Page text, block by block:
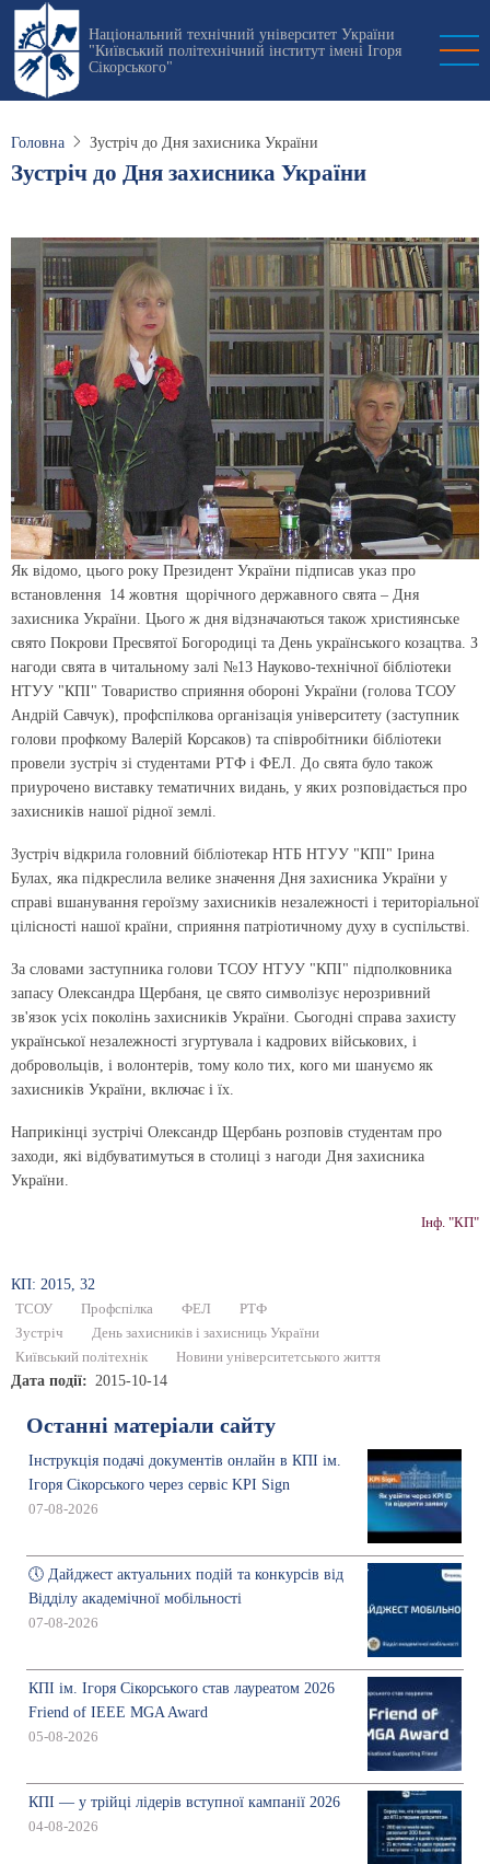
Перейти
основного
вмісту
Національний технічний університет України
"Київський політехнічний інститут імені Ігоря
Сікорського"
Головна Зустріч до Дня захисника України
Зустріч до Дня захисника України
Як відомо, цього року Президент України підписав указ про
встановлення 14 жовтня щорічного державного свята – Дня
захисника України. Цього ж дня відзначаються також християнське
свято Покрови Пресвятої Богородиці та День українського козацтва. З
нагоди свята в читальному залі №13 Науково-технічної бібліотеки
НТУУ "КПІ" Товариство сприяння обороні України (голова ТСОУ
Андрій Савчук), профспілкова організація університету (заступник
голови профкому Валерій Корсаков) та співробітники бібліотеки
провели зустріч зі студентами РТФ і ФЕЛ. До свята було також
приурочено виставку тематичних видань, у яких розповідається про
захисників нашої рідної землі.
Зустріч відкрила головний бібліотекар НТБ НТУУ "КПІ" Ірина
Булах, яка підкреслила велике значення Дня захисника України у
справі вшанування героїзму захисників незалежності і територіальної
цілісності нашої країни, сприяння патріотичному духу в суспільстві.
За словами заступника голови ТСОУ НТУУ "КПІ" підполковника
запасу Олександра Щербаня, це свято символізує нерозривний
зв'язок усіх поколінь захисників України. Сьогодні справа захисту
української незалежності згуртувала і кадрових військових, і
добровольців, і волонтерів, тому коло тих, кого ми шануємо як
захисників України, включає і їх.
Наприкінці зустрічі Олександр Щербань розповів студентам про
заходи, які відбуватимуться в столиці з нагоди Дня захисника
України.
Інф. "КП"
КП: 2015, 32
ТСОУ Профспілка ФЕЛ
РТФ
Зустріч
День захисників і захисниць України
Київський політехнік
Новини університетського життя
Дата події 2015-10-14
Останні матеріали сайту
Інструкція подачі документів онлайн в КПІ ім.
Ігоря Сікорського через сервіс KPI Sign
07-08-2026
🕔 Дайджест актуальних подій та конкурсів від
Відділу академічної мобільності
07-08-2026
КПІ ім. Ігоря Сікорського став лауреатом 2026
Friend of IEEE MGA Award
05-08-2026
КПІ — у трійці лідерів вступної кампанії 2026
04-08-2026